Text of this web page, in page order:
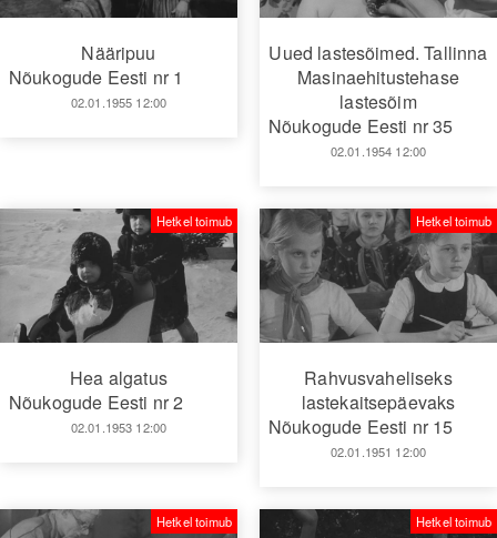
Nääripuu
Nõukogude Eesti nr 1
02.01.1955 12:00
Uued lastesõimed. Tallinna
Masinaehitustehase
lastesõim
Nõukogude Eesti nr 35
02.01.1954 12:00
Hea algatus
Nõukogude Eesti nr 2
02.01.1953 12:00
Hetkel toimub
Rahvusvaheliseks
lastekaitsepäevaks
Nõukogude Eesti nr 15
02.01.1951 12:00
Hetkel toimub
Hetkel toimub Hetkel toimub